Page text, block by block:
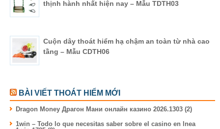
thịnh hành nhất hiện nay – Mẫu TDTH03
Cuộn dây thoát hiểm hạ chậm an toàn từ nhà cao
tầng – Mẫu CDTH06
BÀI VIẾT THOÁT HIỂM MỚI
Dragon Money Драгон Мани онлайн казино 2026.1303 (2)
1win – Todo lo que necesitas saber sobre el casino en lnea